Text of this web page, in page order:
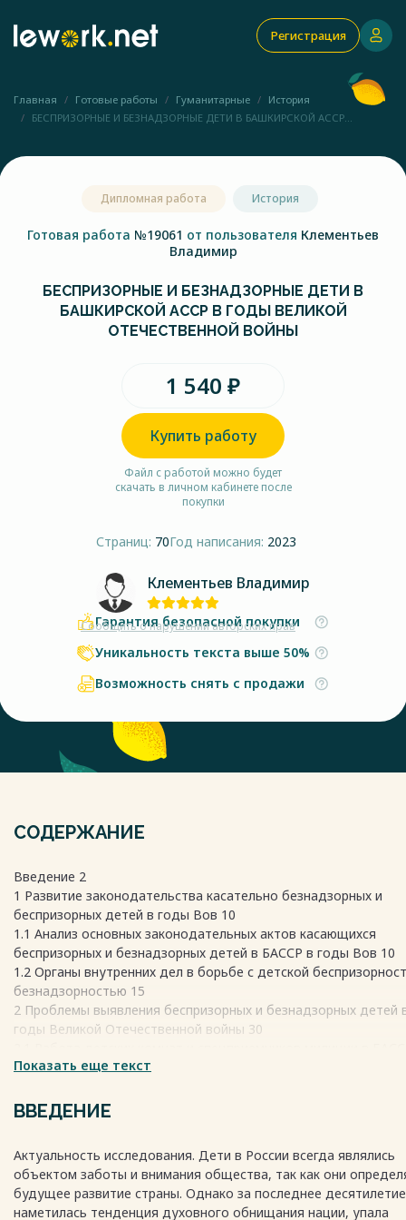
Регистрация
Главная Готовые работы Гуманитарные
История
БЕСПРИЗОРНЫЕ И БЕЗНАДЗОРНЫЕ ДЕТИ В БАШКИРСКОЙ АССР...
Дипломная работа История
Готовая работа №19061 от пользователя Клементьев
Владимир
БЕСПРИЗОРНЫЕ И БЕЗНАДЗОРНЫЕ ДЕТИ В
БАШКИРСКОЙ АССР В ГОДЫ ВЕЛИКОЙ
ОТЕЧЕСТВЕННОЙ ВОЙНЫ
1 540 ₽
Купить работу
Файл с работой можно будет
скачать в личном кабинете после
покупки
Страниц: 70Год написания: 2023
Клементьев Владимир
Сообщить о нарушении авторских прав
Гарантия безопасной покупки
Уникальность текста выше 50%
Возможность снять с продажи
СОДЕРЖАНИЕ
Введение 2
1 Развитие законодательства касательно безнадзорных и
беспризорных детей в годы Вов 10
1.1 Анализ основных законодательных актов касающихся
беспризорных и безнадзорных детей в БАССР в годы Вов 10
1.2 Органы внутренних дел в борьбе с детской
безнадзорностью 15
2 Проблемы выявления беспризорных и безнадзорных детей
годы Великой Отечественной войны 30
2.2 Эвакопункты в БАССР; прием эвакуированных детей и
3 Опека над осиротевшими детьми в годы ВОВ в
войны в БАССР 40
3.2 Детские дома в Башкирии в годы Великой Отечественной
войны 47
Показать еще текст
ВВЕДЕНИЕ
Актуальность исследования. Дети в России всегда являлись
объектом заботы и внимания общества, так как они
будущее развитие страны. Однако за последнее десятилетие
наметилась тенденция духовного обнищания нации, упала